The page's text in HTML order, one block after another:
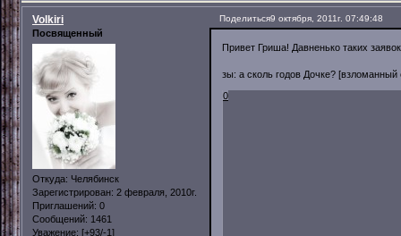
Поделиться9 октября, 2011г. 07:49:48
Volkiri
Посвященный
Откуда: Челябинск
Зарегистрирован: 2 февраля, 2010г.
Приглашений: 0
Сообщений: 1461
Уважение: [+93/-1]
Привет Гриша! Давненько таких
зы: а сколь годов Дочке? [взломанный
0